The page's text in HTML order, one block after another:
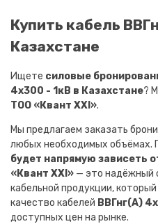
Купить кабель
Казахстане
Ищете силовые
4х300 - 1кВ в Казахстане?
ТОО «Квант XXI».
Мы предлагаем заказать
любых необходимых объёмах.
будет напрямую зависеть
«Квант XXI» — это надёжный
кабельной продукции,
качество кабелей ВВГнг(A)
доступных цен на рынке.